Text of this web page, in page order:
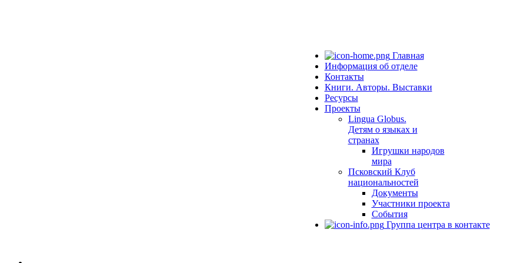
Главная
Информация об отделе
Контакты
Книги. Авторы. Выставки
Ресурсы
Проекты
Lingua Globus.
Детям о языках и
странах
Игрушки народов
мира
Псковский Клуб
национальностей
Документы
Участники проекта
События
Группа центра в контакте